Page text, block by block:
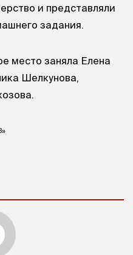
и представляли
задания.
место заняла Елена
Шелкунова,